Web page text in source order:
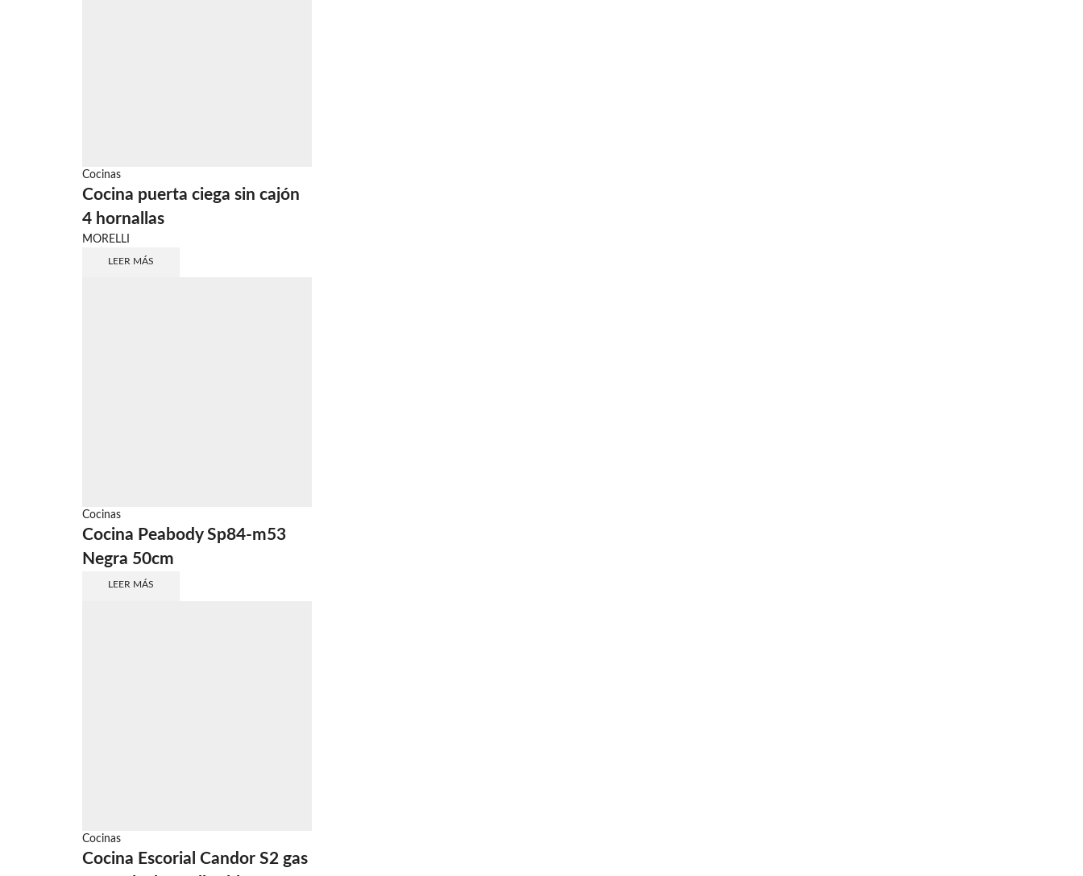
Cocinas
Cocina puerta ciega sin cajón
4 hornallas
MORELLI
LEER MÁS
Cocinas
Cocina Peabody Sp84-m53
Negra 50cm
LEER MÁS
Cocinas
Cocina Escorial Candor S2 gas